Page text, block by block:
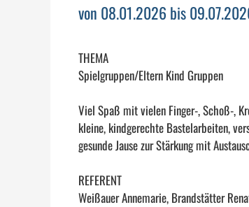
von 08.01.2026 bis
THEMA
Spielgruppen/Eltern Kind Gruppen
Viel Spaß mit vielen Finger-, Schoß-,
kleine, kindgerechte Bastelarbeiten,
gesunde Jause zur Stärkung mit
REFERENT
Weißauer Annemarie, Brandstätter